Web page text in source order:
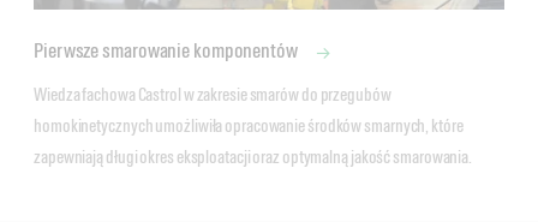
Pierwsze smarowanie komponentów
Wiedza fachowa Castrol w zakresie smarów do przegubów
homokinetycznych umożliwiła opracowanie środków smarnych, które
zapewniają długi okres eksploatacji oraz optymalną jakość smarowania.